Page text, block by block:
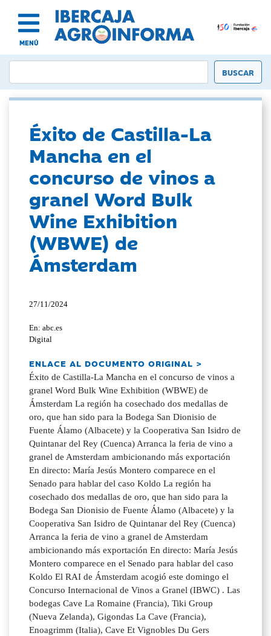
MENÚ
Éxito de Castilla-La
Mancha en el
concurso de vinos a
granel Word Bulk
Wine Exhibition
(WBWE) de
Ámsterdam
27/11/2024
En: abc.es
Digital
ENLACE AL DOCUMENTO ORIGINAL >
Éxito de Castilla-La Mancha en el concurso de vinos a
granel Word Bulk Wine Exhibition (WBWE) de
Ámsterdam La región ha cosechado dos medallas de
oro, que han sido para la Bodega San Dionisio de
Fuente Álamo (Albacete) y la Cooperativa San Isidro de
Quintanar del Rey (Cuenca) Arranca la feria de vino a
granel de Amsterdam ambicionando más exportación
En directo: María Jesús Montero comparece en el
Senado para hablar del caso Koldo La región ha
cosechado dos medallas de oro, que han sido para la
Bodega San Dionisio de Fuente Álamo (Albacete) y la
Cooperativa San Isidro de Quintanar del Rey (Cuenca)
Arranca la feria de vino a granel de Amsterdam
ambicionando más exportación En directo: María Jesús
Montero comparece en el Senado para hablar del caso
Koldo El RAI de Ámsterdam acogió este domingo el
Concurso Internacional de Vinos a Granel (IBWC) . Las
bodegas Cave La Romaine (Francia), Tiki Group
(Nueva Zelanda), Gigondas La Cave (Francia),
Enoagrimm (Italia), Cave Et Vignobles Du Gers